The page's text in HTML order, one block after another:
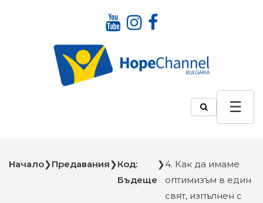
Начало❯Предавания❯Код:
Бъдеще
❯4. Как да имаме
оптимизъм в един
свят, изпълнен с